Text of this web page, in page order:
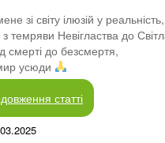
зі світу ілюзій у реальність,
темряви Невігластва до
смерті до безсмертя,
усюди
статті